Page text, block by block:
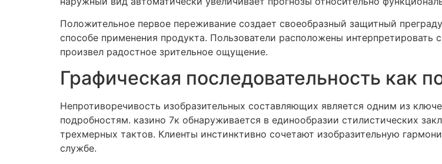
Положительное первое переживание создает своеобразный защитный
способе применения продукта. Пользователи расположены интерпретировать
произвел радостное зрительное ощущение.
Графическая последовательность как
Непротиворечивость изобразительных составляющих является одним из
подробностям. казино 7к обнаруживается в единообразии стилистических
трехмерных тактов. Клиенты инстинктивно сочетают изобразительную
службе.